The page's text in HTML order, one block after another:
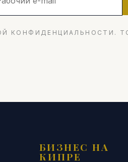
КОНФИДЕНЦИАЛЬНОСТИ.
БИЗНЕС НА
КИПРЕ